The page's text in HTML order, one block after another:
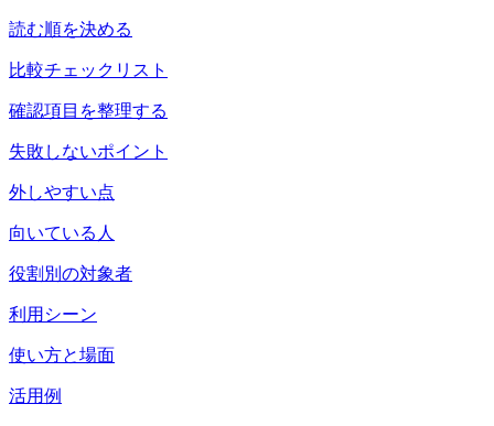
読む順を決める
比較チェックリスト
確認項目を整理する
失敗しないポイント
外しやすい点
向いている人
役割別の対象者
利用シーン
使い方と場面
活用例